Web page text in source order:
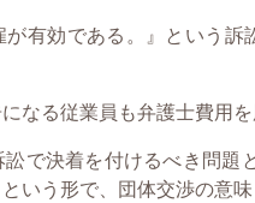
が有効である。』という
なる従業員も弁護士費用
訟で決着を付けるべき問
いう形で、団体交渉の意味